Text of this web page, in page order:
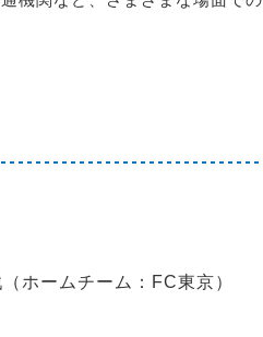
ムチーム：FC東京）